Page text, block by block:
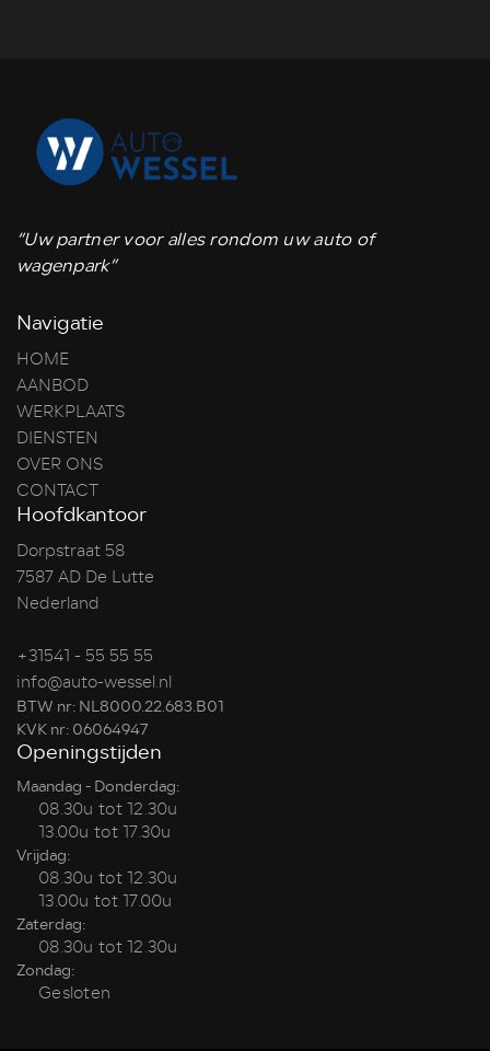
“Uw partner voor alles rondom uw auto of
wagenpark”
Navigatie
HOME
AANBOD
WERKPLAATS
DIENSTEN
OVER ONS
CONTACT
Hoofdkantoor
Dorpstraat 58
7587 AD De Lutte
Nederland
+31541 - 55 55 55
info@auto-wessel.nl
BTW nr: NL8000.22.683.B01
KVK nr: 06064947
Openingstijden
Maandag - Donderdag:
08.30u tot 12.30u
13.00u tot 17.30u
Vrijdag:
08.30u tot 12.30u
13.00u tot 17.00u
Zaterdag:
08.30u tot 12.30u
Zondag:
Gesloten